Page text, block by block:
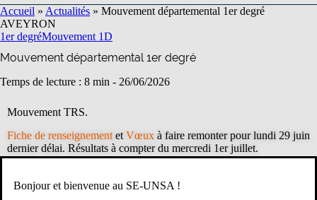
Accueil » Actualités » Mouvement départemental 1er degré
AVEYRON
1er degréMouvement 1D
Mouvement départemental 1er degré
Temps de lecture : 8 min - 26/06/2026
Mouvement TRS.
Fiche de renseignement et Vœux à faire remonter pour lundi 29 juin
dernier délai. Résultats à compter du mercredi 1er juillet.
Bonjour et bienvenue au SE-UNSA !